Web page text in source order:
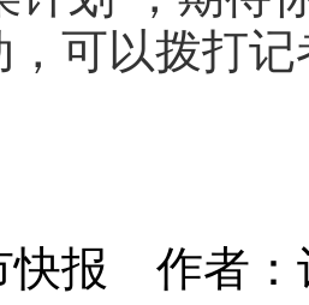
，可以拨打
快报 作者